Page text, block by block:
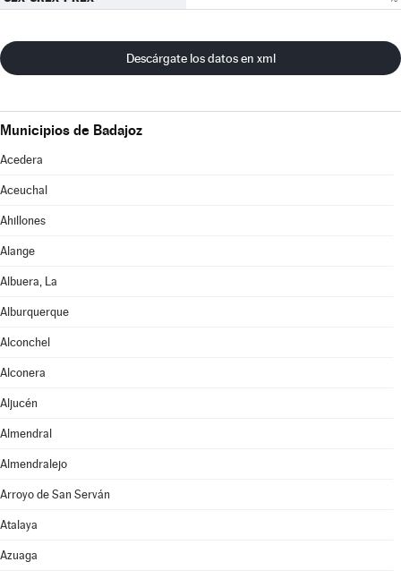
Descárgate los datos en xml
Municipios de Badajoz
Acedera
Aceuchal
Ahillones
Alange
Albuera, La
Alburquerque
Alconchel
Alconera
Aljucén
Almendral
Almendralejo
Arroyo de San Serván
Atalaya
Azuaga